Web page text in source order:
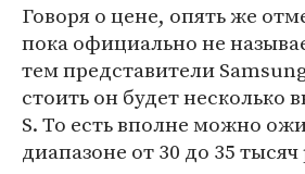
Говоря о цене, опять же
пока официально не
тем представители
стоить он будет несколько
S. То есть вполне можно
диапазоне от 30 до 35